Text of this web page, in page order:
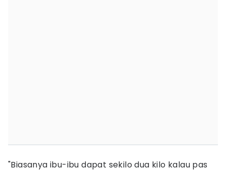
"Biasanya ibu-ibu dapat sekilo dua kilo kalau pas